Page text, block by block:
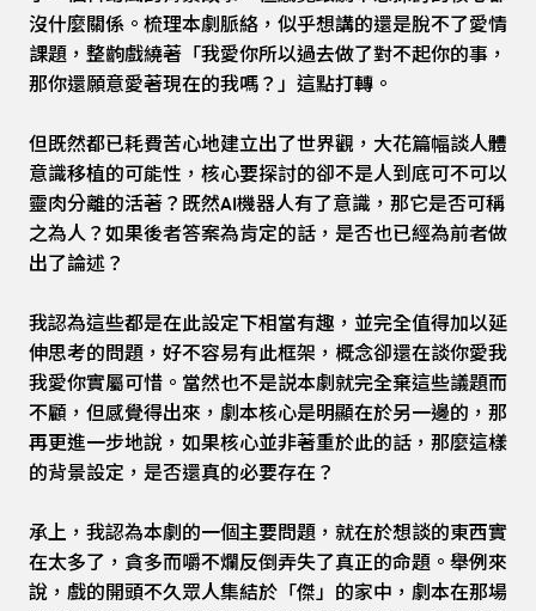
沒什麼關係。梳理本劇脈絡，似乎想講的還是脫不了愛情
課題，整齣戲繞著「我愛你所以過去做了對不起你的事，
那你還願意愛著現在的我嗎？」這點打轉。
但既然都已耗費苦心地建立出了世界觀，大花篇幅談人體
意識移植的可能性，核心要探討的卻不是人到底可不可以
靈肉分離的活著？既然AI機器人有了意識，那它是否可稱
之為人？如果後者答案為肯定的話，是否也已經為前者做
出了論述？
我認為這些都是在此設定下相當有趣，並完全值得加以延
伸思考的問題，好不容易有此框架，概念卻還在談你愛我
我愛你實屬可惜。當然也不是説本劇就完全棄這些議題而
不顧，但感覺得出來，劇本核心是明顯在於另一邊的，那
再更進一步地說，如果核心並非著重於此的話，那麼這樣
的背景設定，是否還真的必要存在？
承上，我認為本劇的一個主要問題，就在於想談的東西實
在太多了，貪多而嚼不爛反倒弄失了真正的命題。舉例來
說，戲的開頭不久眾人集結於「傑」的家中，劇本在那場